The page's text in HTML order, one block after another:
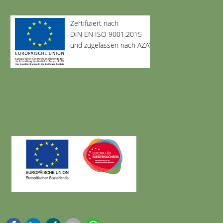
Zertifiziert nach
DIN EN ISO 9001:2015
und zugelassen nach AZAV